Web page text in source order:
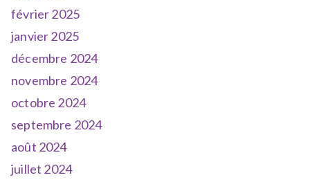
février 2025
janvier 2025
décembre 2024
novembre 2024
octobre 2024
septembre 2024
août 2024
juillet 2024